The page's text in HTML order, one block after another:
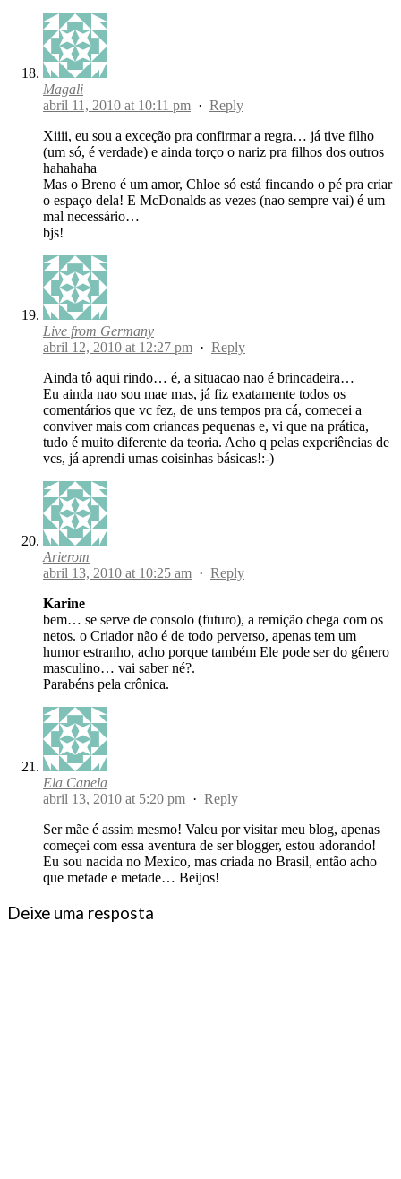
Magali
abril 11, 2010 at 10:11 pm · Reply
Xiiii, eu sou a exceção pra confirmar a regra… já tive filho
(um só, é verdade) e ainda torço o nariz pra filhos dos outros
hahahaha
Mas o Breno é um amor, Chloe só está fincando o pé pra criar
o espaço dela! E McDonalds as vezes (nao sempre vai) é um
mal necessário…
bjs!
Live from Germany
abril 12, 2010 at 12:27 pm · Reply
Ainda tô aqui rindo… é, a situacao nao é brincadeira…
Eu ainda nao sou mae mas, já fiz exatamente todos os
comentários que vc fez, de uns tempos pra cá, comecei a
conviver mais com criancas pequenas e, vi que na prática,
tudo é muito diferente da teoria. Acho q pelas experiências de
vcs, já aprendi umas coisinhas básicas!:-)
Arierom
abril 13, 2010 at 10:25 am · Reply
Karine
bem… se serve de consolo (futuro), a remição chega com os
netos. o Criador não é de todo perverso, apenas tem um
humor estranho, acho porque também Ele pode ser do gênero
masculino… vai saber né?.
Parabéns pela crônica.
Ela Canela
abril 13, 2010 at 5:20 pm · Reply
Ser mãe é assim mesmo! Valeu por visitar meu blog, apenas
começei com essa aventura de ser blogger, estou adorando!
Eu sou nacida no Mexico, mas criada no Brasil, então acho
que metade e metade… Beijos!
Deixe uma resposta